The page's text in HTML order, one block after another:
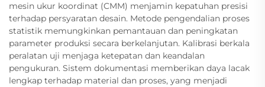
mesin ukur koordinat (CMM) menjamin kepatuhan presisi
terhadap persyaratan desain. Metode pengendalian proses
statistik memungkinkan pemantauan dan peningkatan
parameter produksi secara berkelanjutan. Kalibrasi berkala
peralatan uji menjaga ketepatan dan keandalan
pengukuran. Sistem dokumentasi memberikan daya lacak
lengkap terhadap material dan proses, yang menjadi